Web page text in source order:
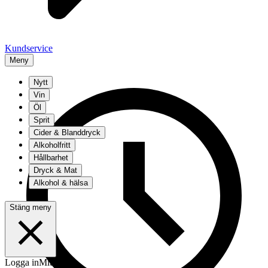
Kundservice
Meny
Nytt
Vin
Öl
Sprit
Cider & Blanddryck
Alkoholfritt
Hållbarhet
Dryck & Mat
Alkohol & hälsa
Stäng meny
Logga inMitt konto